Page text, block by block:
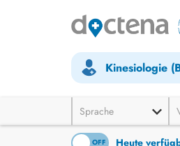
Kinesiologie
Sprache
OFF Heute